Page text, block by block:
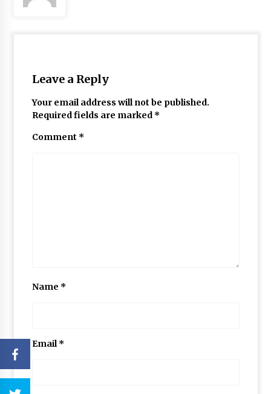
Leave a Reply
Your email address will not be published.
Required fields are marked *
Comment *
Name *
Email*